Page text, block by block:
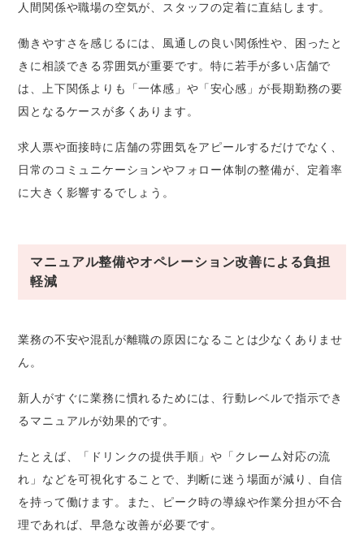
人間関係や職場の空気が、スタッフの定着に直結します。
働きやすさを感じるには、風通しの良い関係性や、困ったと
きに相談できる雰囲気が重要です。特に若手が多い店舗で
は、上下関係よりも「一体感」や「安心感」が長期勤務の要
因となるケースが多くあります。
求人票や面接時に店舗の雰囲気をアピールするだけでなく、
日常のコミュニケーションやフォロー体制の整備が、定着率
に大きく影響するでしょう。
マニュアル整備やオペレーション改善による負担
軽減
業務の不安や混乱が離職の原因になることは少なくありませ
ん。
新人がすぐに業務に慣れるためには、行動レベルで指示でき
るマニュアルが効果的です。
たとえば、「ドリンクの提供手順」や「クレーム対応の流
れ」などを可視化することで、判断に迷う場面が減り、自信
を持って働けます。また、ピーク時の導線や作業分担が不合
理であれば、早急な改善が必要です。